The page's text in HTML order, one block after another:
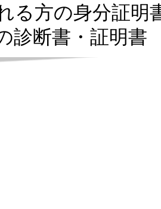
る方の身分証
診断書・証明書